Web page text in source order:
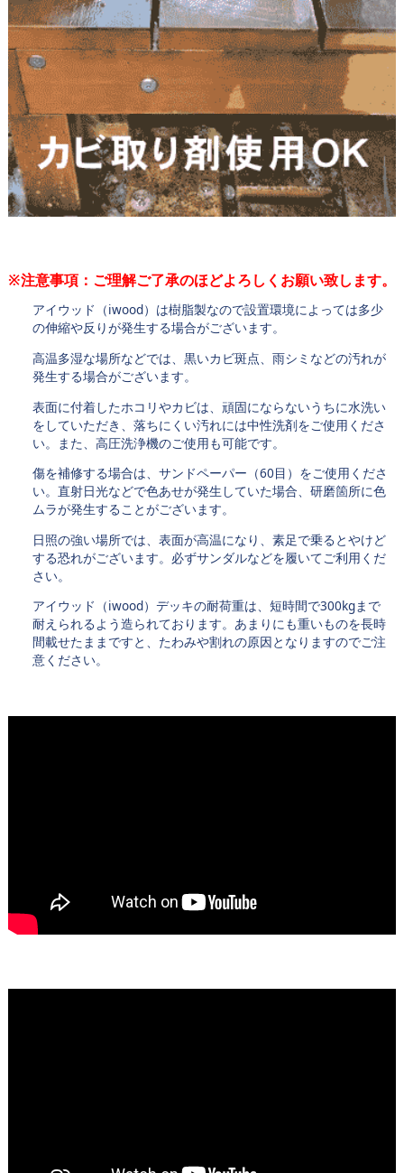
※注意事項：ご理解ご了承のほどよろしくお願い致します。
アイウッド（iwood）は樹脂製なので設置環境によっては多少
の伸縮や反りが発生する場合がございます。
高温多湿な場所などでは、黒いカビ斑点、雨シミなどの汚れが
発生する場合がございます。
表面に付着したホコリやカビは、頑固にならないうちに水洗い
をしていただき、落ちにくい汚れには中性洗剤をご使用くださ
い。また、高圧洗浄機のご使用も可能です。
傷を補修する場合は、サンドペーパー（60目）をご使用くださ
い。直射日光などで色あせが発生していた場合、研磨箇所に色
ムラが発生することがございます。
日照の強い場所では、表面が高温になり、素足で乗るとやけど
する恐れがございます。必ずサンダルなどを履いてご利用くだ
さい。
アイウッド（iwood）デッキの耐荷重は、短時間で300kgまで
耐えられるよう造られております。あまりにも重いものを長時
間載せたままですと、たわみや割れの原因となりますのでご注
意ください。